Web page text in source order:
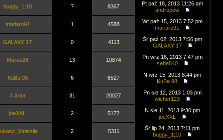
buggy_1;10 7 8367
Pt paź 18, 2013 11:26 am
andropow
mariaro91 1 4588
Wt paź 15, 2013 7:52 pm
mariaro91
GALAXY 17 0 4113
Śr paź 02, 2013 7:56 pm
GALAXY 17
Marek28 13 10874
Pn wrz 16, 2013 7:47 pm
seba840
KuBa 98 6 6527
N wrz 15, 2013 8:44 pm
KuBa 98
J.Artur 31 20027
Pn sie 12, 2013 1:03 pm
wicher123
joeXXL 2 5172
N sie 11, 2013 9:30 pm
joeXXL
2 5311
Śr lip 24, 2013 7:11 pm
buggy_1;10